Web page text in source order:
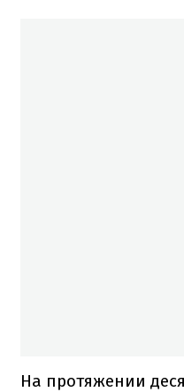
На протяжении